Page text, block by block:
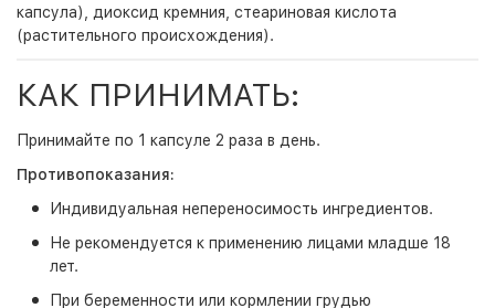
капсула), диоксид кремния, стеариновая кислота
(растительного происхождения).
КАК ПРИНИМАТЬ:
Принимайте по 1 капсуле 2 раза в день.
Противопоказания:
Индивидуальная непереносимость ингредиентов.
Не рекомендуется к применению лицами младше 18
лет.
При беременности или кормлении грудью